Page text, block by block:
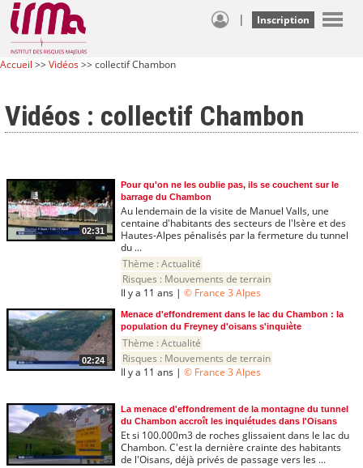
| Inscription
Accueil >>Vidéos>> collectif Chambon
Vidéos : collectif Chambon
02:31
Pour qu'on ne les oublie pas, ils se couchent sur le
barrage du Chambon
Au lendemain de la visite de Manuel Valls, une
centaine d'habitants des secteurs de l'Isère et des
Hautes-Alpes pénalisés par la fermeture du tunnel
du ...
Thème : Actualité
Risques : Mouvements de terrain
Il y a 11 ans | © France 3 Alpes
02:24
Menace d'effondrement dans le lac du Chambon : la
population du Freyney d'oisans s'inquiète
Thème : Actualité
Risques : Mouvements de terrain
Il y a 11 ans | © France 3 Alpes
La menace d'effondrement de la montagne du tunnel
du Chambon accroît les inquiétudes dans l'Oisans
Et si 100.000m3 de roches glissaient dans le lac du
Chambon. C'est la dernière crainte des habitants
de l'Oisans, déjà privés de passage vers les ...